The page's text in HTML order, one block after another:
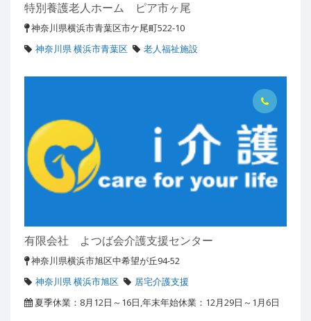
特別養護老人ホーム ピア市ヶ尾
神奈川県横浜市青葉区市ケ尾町522-10
神奈川県 横浜市青葉区
老人福祉施設
有限会社 よつば会介護支援センター
神奈川県横浜市旭区中希望が丘94-52
神奈川県 横浜市旭区
居宅介護支援
夏季休業：8月12日～16日,年末年始休業：12月29日～1月6日